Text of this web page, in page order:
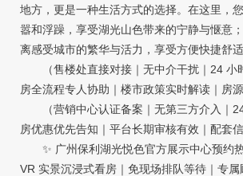
地方，更是一种生活方式的选择。在这里，
嚣和浮躁，享受湖光山色带来的宁静与惬意
离感受城市的繁华与活力，享受方便快捷舒适
（售楼处直接对接｜无中介干扰｜24 小
房全流程专人协助｜楼市政策实时解读｜房
（营销中心认证备案｜无第三方介入｜
房优惠优先告知｜平台长期审核有效｜配套信
✨ 广州保利湖光悦色官方展示中心预约热
VR 实景沉浸式看房｜免现场排队等待｜专